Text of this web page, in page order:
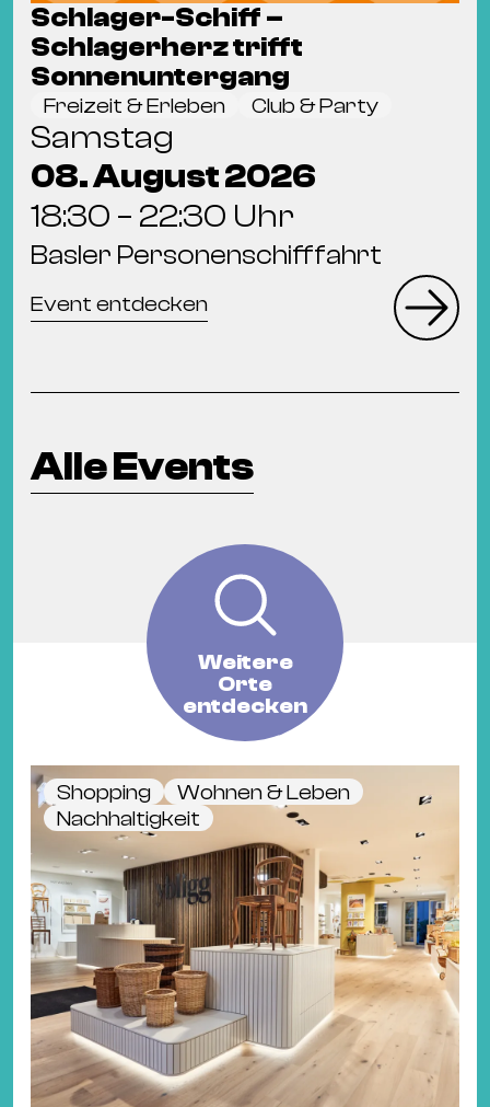
Schlager-Schiff –
Schlagerherz trifft
Sonnenuntergang
Freizeit & Erleben Club & Party
Samstag
08. August 2026
18:30 – 22:30 Uhr
Basler Personenschifffahrt
Event entdecken
Alle Events
Weitere
Orte
entdecken
Shopping
Wohnen & Leben
Nachhaltigkeit